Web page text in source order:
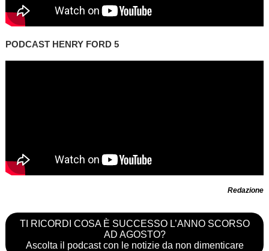
PODCAST HENRY FORD 5
Redazione
TI RICORDI COSA È SUCCESSO L’ANNO SCORSO
AD AGOSTO?
Ascolta il podcast con le notizie da non dimenticare